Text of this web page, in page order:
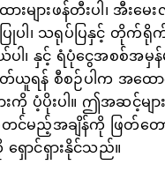
းများဖန်တီးပါ၊ အီး
ပါ၊ သရုပ်ပြနှင့် တိုက်ရိုက်
ပါ၊ နှင့် ရံပုံငွေအစစ်အမှ
ရန် စီစဉ်ပါက အထေ
းကို ပံ့ပိုးပါ။ ဤအဆင့်မ
င်မည့်အချိန်ကို ဖြတ်တေ
ရှောင်ရှားနိုင်သည်။